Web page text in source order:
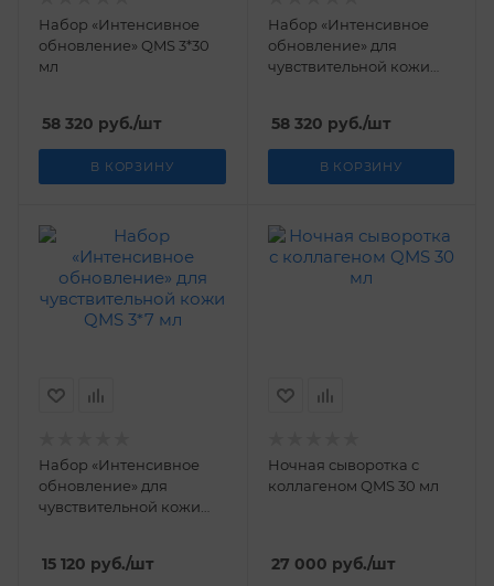
Набор «Интенсивное
обновление» QMS 3*30
мл
58 320 руб./шт
В КОРЗИНУ
Набор «Интенсивное
обновление» для
чувствительной кожи
58 320 руб./шт
В КОРЗИНУ
Набор «Интенсивное
обновление» для
чувствительной кожи
15 120 руб./шт
Ночная сыворотка с
коллагеном QMS 30 мл
27 000 руб./шт